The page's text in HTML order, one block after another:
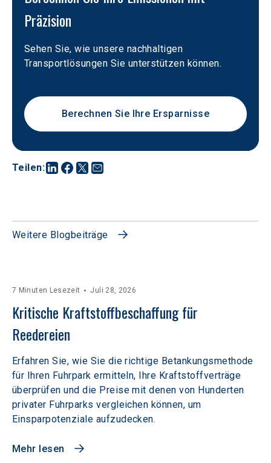
Teilen:
Präzision
Sehen Sie, wie unsere nachhaltigen
Transportlösungen Sie unterstützen können.
Berechnen Sie Ihre Ersparnisse
Weitere Blogbeiträge
7 Minuten Lesezeit Juli 28, 2026
Kritische Kraftstoffbeschaffung für
Reedereien
Erfahren Sie, wie Sie die richtige Betankungsmethode
für Ihren Fuhrpark ermitteln, Ihre Kraftstoffverträge
überprüfen und die Preise mit denen von Hunderten
privater Fuhrparks vergleichen können, um
Einsparpotenziale aufzudecken.
Mehr lesen